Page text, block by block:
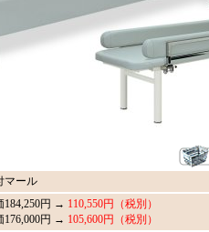
マール
184,250円 → 110,550円（税別）
176,000円 → 105,600円（税別）